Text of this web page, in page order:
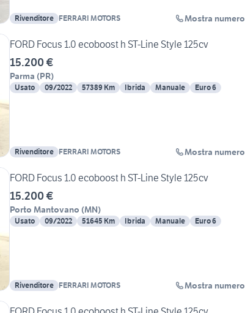
Rivenditore FERRARI MOTORS Mostra numero
FORD Focus 1.0 ecoboost h ST-Line Style 125cv
15.200 €
Parma (PR)
Usato 09/2022 57389 Km Ibrida Manuale Euro 6
Rivenditore FERRARI MOTORS Mostra numero
FORD Focus 1.0 ecoboost h ST-Line Style 125cv
15.200 €
Porto Mantovano (MN)
Usato 09/2022 51645 Km Ibrida Manuale Euro 6
Rivenditore FERRARI MOTORS Mostra numero